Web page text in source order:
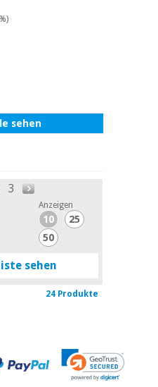
sehen
3
Anzeigen
10
25
50
sehen
24 Produkte